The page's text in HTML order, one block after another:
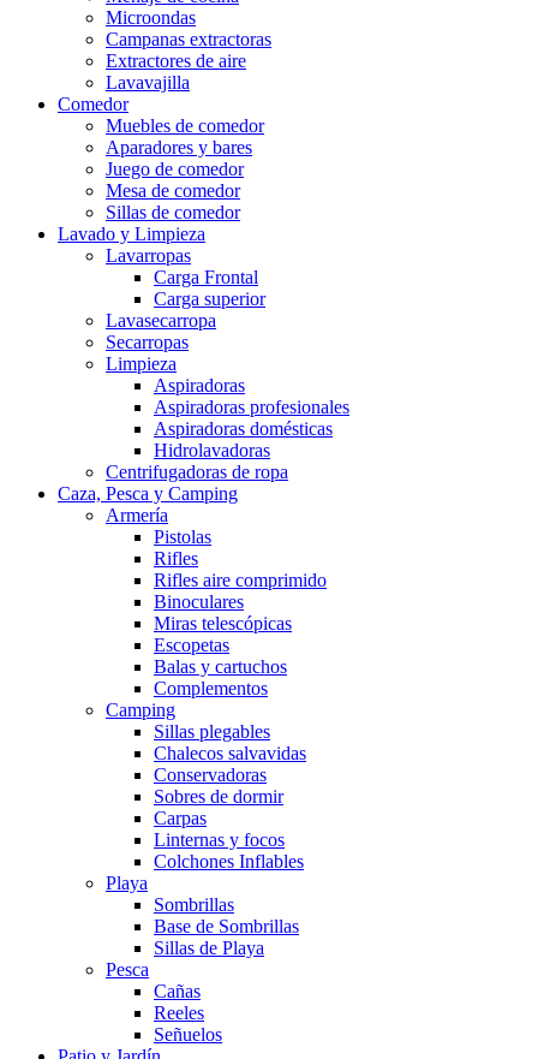
Microondas
Campanas extractoras
Extractores de aire
Lavavajilla
Comedor
Muebles de comedor
Aparadores y bares
Juego de comedor
Mesa de comedor
Sillas de comedor
Lavado y Limpieza
Lavarropas
Carga Frontal
Carga superior
Lavasecarropa
Secarropas
Limpieza
Aspiradoras
Aspiradoras profesionales
Aspiradoras domésticas
Hidrolavadoras
Centrifugadoras de ropa
Caza, Pesca y Camping
Armería
Pistolas
Rifles
Rifles aire comprimido
Binoculares
Miras telescópicas
Escopetas
Balas y cartuchos
Complementos
Camping
Sillas plegables
Chalecos salvavidas
Conservadoras
Sobres de dormir
Carpas
Linternas y focos
Colchones Inflables
Playa
Sombrillas
Base de Sombrillas
Sillas de Playa
Pesca
Cañas
Reeles
Señuelos